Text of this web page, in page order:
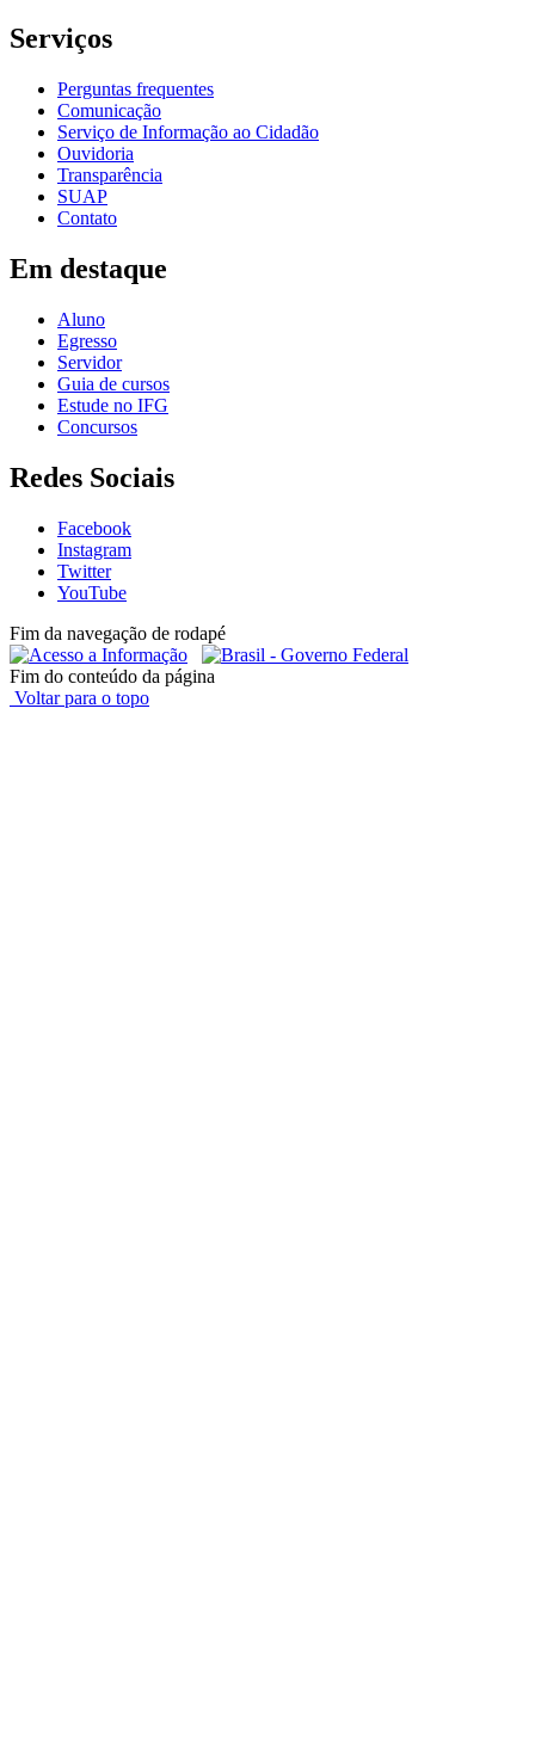
Serviços
Perguntas frequentes
Comunicação
Serviço de Informação ao Cidadão
Ouvidoria
Transparência
SUAP
Contato
Em destaque
Aluno
Egresso
Servidor
Guia de cursos
Estude no IFG
Concursos
Redes Sociais
Facebook
Instagram
Twitter
YouTube
Fim da navegação de rodapé
Fim do conteúdo da página
Voltar para o topo